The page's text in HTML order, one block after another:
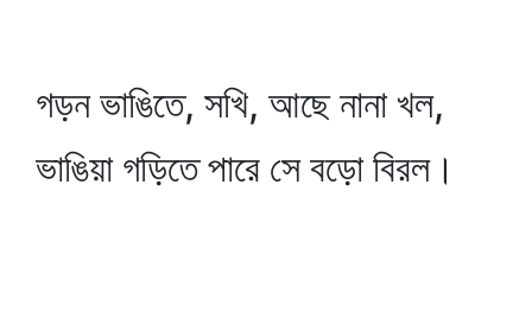
গড়ন ভাঙিতে, সখি, আছে নানা খল,
ভাঙিয়া গড়িতে পারে সে বড়ো বিরল।